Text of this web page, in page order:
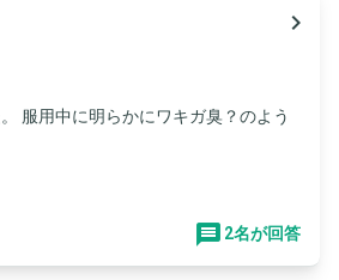
navigate_next
服用中に明らかにワキガ臭？のよう
2名が回答